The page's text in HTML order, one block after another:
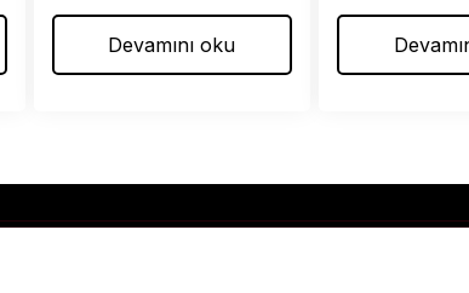
Devamını oku